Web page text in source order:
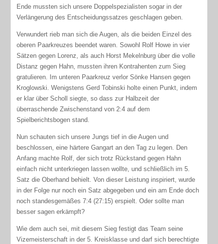
Ende mussten sich unsere Doppelspezialisten sogar in der
Verlängerung des Entscheidungssatzes geschlagen geben.
Verwundert rieb man sich die Augen, als die beiden Einzel des
oberen Paarkreuzes beendet waren. Sowohl Rolf Howe in vier
Sätzen gegen Lorenz, als auch Horst Mekelnburg über die volle
Distanz gegen Hahn, mussten ihren Kontrahenten zum Sieg
gratulieren. Im unteren Paarkreuz verlor Sönke Hansen gegen
Kroglowski. Wenigstens Gerd Tobinski holte einen Punkt, indem
er klar über Scholl siegte, so dass zur Halbzeit der
überraschende Zwischenstand von 2:4 auf dem
Spielberichtsbogen stand.
Nun schauten sich unsere Jungs tief in die Augen und
beschlossen, eine härtere Gangart an den Tag zu legen. Den
Anfang machte Rolf, der sich trotz Rückstand gegen Hahn
einfach nicht unterkriegen lassen wollte, und schließlich im 5.
Satz die Oberhand behielt. Von dieser Leistung inspiriert, wurde
in der Folge nur noch ein Satz abgegeben und ein am Ende doch
noch standesgemäßes 7:4 (27:15) erspielt. Oder sollte man
besser sagen erkämpft?
Wie dem auch sei, mit diesem Sieg festigt das Team seine
Vizemeisterschaft in der 5. Kreisklasse und darf sich berechtigte